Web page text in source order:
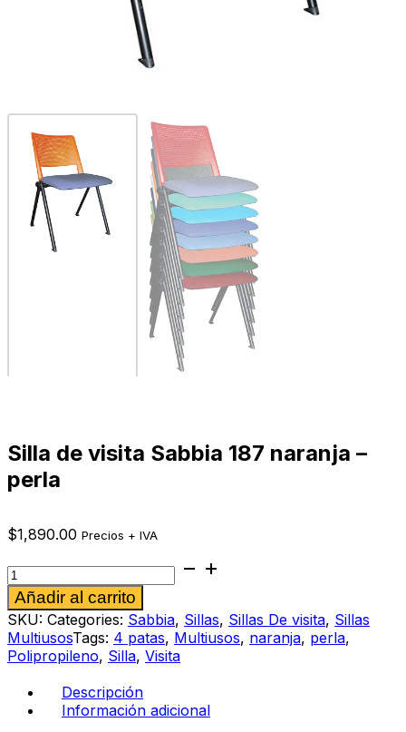
Silla de visita Sabbia 187 naranja –
perla
$1,890.00 Precios + IVA
Silla
de
visita
Sabbia
187
naranja
-
cantidad
Añadir al carrito
SKU: Categories: Sabbia, Sillas, Sillas De visita, Sillas
MultiusosTags: 4 patas, Multiusos, naranja, perla,
Polipropileno, Silla, Visita
Descripción
Información adicional